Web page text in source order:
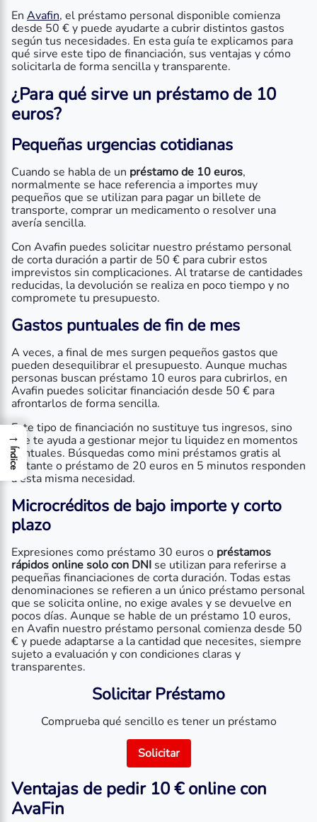
En Avafin, el préstamo personal disponible comienza
desde 50 € y puede ayudarte a cubrir distintos gastos
según tus necesidades. En esta guía te explicamos para
qué sirve este tipo de financiación, sus ventajas y cómo
solicitarla de forma sencilla y transparente.
¿Para qué sirve un préstamo de 10
euros?
Pequeñas urgencias cotidianas
Cuando se habla de un préstamo de 10 euros,
normalmente se hace referencia a importes muy
pequeños que se utilizan para pagar un billete de
transporte, comprar un medicamento o resolver una
avería sencilla.
Con Avafin puedes solicitar nuestro préstamo personal
de corta duración a partir de 50 € para cubrir estos
imprevistos sin complicaciones. Al tratarse de cantidades
reducidas, la devolución se realiza en poco tiempo y no
compromete tu presupuesto.
Gastos puntuales de fin de mes
A veces, a final de mes surgen pequeños gastos que
pueden desequilibrar el presupuesto. Aunque muchas
personas buscan préstamo 10 euros para cubrirlos, en
Avafin puedes solicitar financiación desde 50 € para
afrontarlos de forma sencilla.
Este tipo de financiación no sustituye tus ingresos, sino
que te ayuda a gestionar mejor tu liquidez en momentos
puntuales. Búsquedas como mini préstamos gratis al
instante o préstamo de 20 euros en 5 minutos responden
a esta misma necesidad.
Microcréditos de bajo importe y corto
plazo
Expresiones como préstamo 30 euros o préstamos
rápidos online solo con DNI se utilizan para referirse a
pequeñas financiaciones de corta duración. Todas estas
denominaciones se refieren a un único préstamo personal
que se solicita online, no exige avales y se devuelve en
pocos días. Aunque se hable de un préstamo 10 euros,
en Avafin nuestro préstamo personal comienza desde 50
€ y puede adaptarse a la cantidad que necesites, siempre
sujeto a evaluación y con condiciones claras y
transparentes.
Solicitar Préstamo
Comprueba qué sencillo es tener un préstamo
Solicitar
Ventajas de pedir 10 € online con
AvaFin
→
Índice